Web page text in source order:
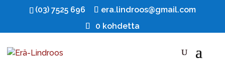
(03) 7525 696
era.lindroos@gmail.com
0 kohdetta